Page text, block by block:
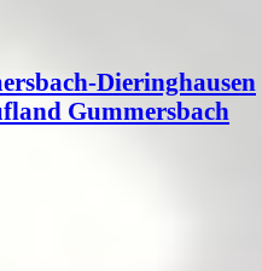
Dieringhausen
Gummersbach